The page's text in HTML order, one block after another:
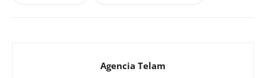
Agencia Telam